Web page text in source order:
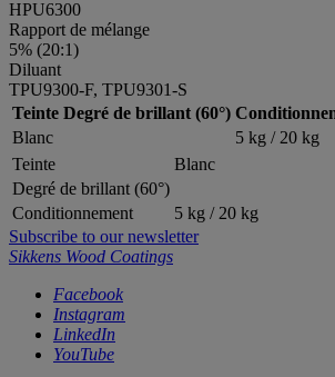
HPU6300
Rapport de mélange
5% (20:1)
Diluant
TPU9300-F, TPU9301-S
Teinte Degré de brillant (60°)
Blanc
5 kg / 20 kg
Teinte
Blanc
Degré de brillant (60°)
Conditionnement
5 kg / 20 kg
Subscribe to our newsletter
Sikkens Wood Coatings
Facebook
Instagram
LinkedIn
YouTube